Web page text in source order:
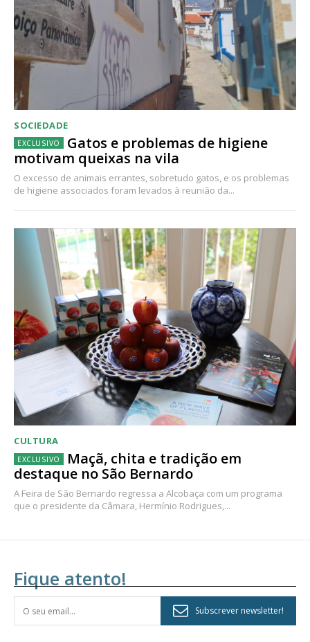
SOCIEDADE
Gatos e problemas de higiene
motivam queixas na vila
O excesso de animais errantes, sobretudo gatos, e os problemas
de higiene associados foram levados à reunião da...
CULTURA
Maçã, chita e tradição em
destaque no São Bernardo
A Feira de São Bernardo regressa a Alcobaça com um programa
que o presidente da Câmara, Hermínio Rodrigues,...
Fique atento!
Subscrever newsletter!